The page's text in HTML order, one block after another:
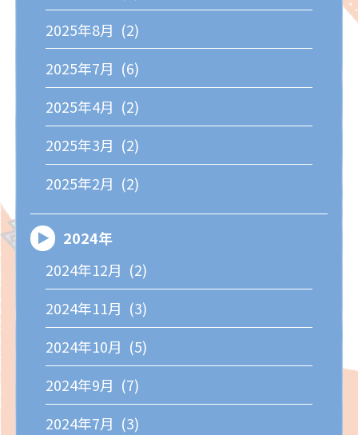
2025年8月 (2)
2025年7月 (6)
2025年4月 (2)
2025年3月 (2)
2025年2月 (2)
2024年
2024年12月 (2)
2024年11月 (3)
2024年10月 (5)
2024年9月 (7)
2024年7月 (3)